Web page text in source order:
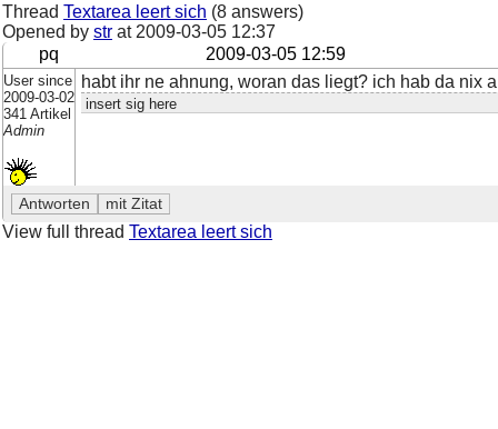
Thread Textarea leert sich (8 answers)
Opened by str at 2009-03-05 12:37
pq
2009-03-05 12:59
User since
2009-03-02
341 Artikel
Admin
habt ihr ne ahnung, woran das liegt? ich hab da nix
insert sig here
View full thread Textarea leert sich